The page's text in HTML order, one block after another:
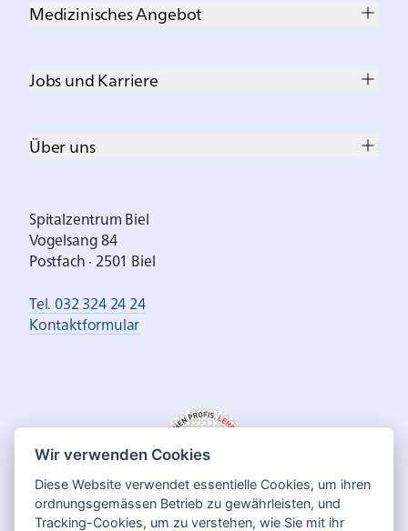
Medizinisches Angebot
Jobs und Karriere
Über uns
Spitalzentrum Biel
Vogelsang 84
Postfach · 2501 Biel
Tel. 032 324 24 24
Kontaktformular
Wir verwenden Cookies
Diese Website verwendet essentielle Cookies, um ihren
ordnungsgemässen Betrieb zu gewährleisten, und
Tracking-Cookies, um zu verstehen, wie Sie mit ihr